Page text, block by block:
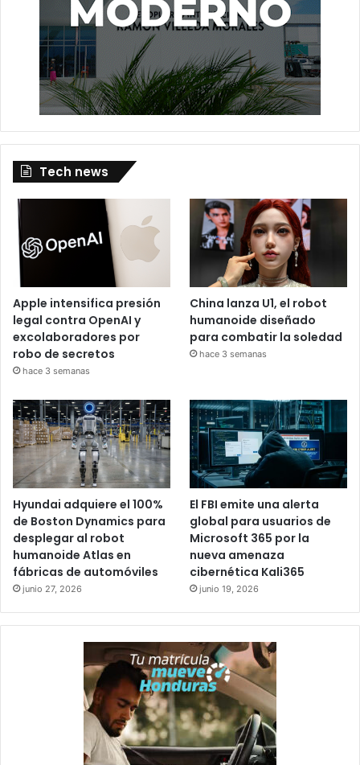
Tech news
Apple intensifica presión
legal contra OpenAI y
excolaboradores por
robo de secretos
hace 3 semanas
China lanza U1, el robot
humanoide diseñado
para combatir la soledad
hace 3 semanas
Hyundai adquiere el 100%
de Boston Dynamics para
desplegar al robot
humanoide Atlas en
fábricas de automóviles
junio 27, 2026
El FBI emite una alerta
global para usuarios de
Microsoft 365 por la
nueva amenaza
cibernética Kali365
junio 19, 2026